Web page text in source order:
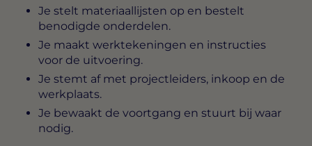
Je stelt materiaallijsten op en bestelt
benodigde onderdelen.
Je maakt werktekeningen en instructies
voor de uitvoering.
Je stemt af met projectleiders, inkoop en de
werkplaats.
Je bewaakt de voortgang en stuurt bij waar
nodig.